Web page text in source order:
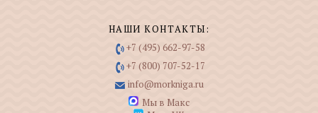
НАШИ КОНТАКТЫ:
+7 (495) 662-97-58
+7 (800) 707-52-17
info@morkniga.ru
Мы в Макс